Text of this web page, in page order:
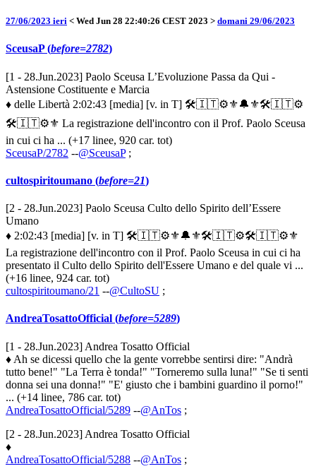
27/06/2023 ieri < Wed Jun 28 22:40:26 CEST 2023 > domani 29/06/2023
SceusaP (before=2782)
[1 - 28.Jun.2023] Paolo Sceusa L’Evoluzione Passa da Qui -
Astensione Costituente e Marcia
♦ delle Libertà 2:02:43 [media] [v. in T] 🛠🇮🇹⚙️⚜️🔔⚜️🛠🇮🇹⚙️
🛠🇮🇹⚙️⚜️ La registrazione dell'incontro con il Prof. Paolo Sceusa
in cui ci ha ... (+17 linee, 920 car. tot)
SceusaP/2782 --@SceusaP;
cultospiritoumano (before=21)
[2 - 28.Jun.2023] Paolo Sceusa Culto dello Spirito dell’Essere
Umano
♦ 2:02:43 [media] [v. in T] 🛠🇮🇹⚙️⚜️🔔⚜️🛠🇮🇹⚙️🛠🇮🇹⚙️⚜️
La registrazione dell'incontro con il Prof. Paolo Sceusa in cui ci ha
presentato il Culto dello Spirito dell'Essere Umano e del quale vi ...
(+16 linee, 924 car. tot)
cultospiritoumano/21 --@CultoSU ;
AndreaTosattoOfficial (before=5289)
[1 - 28.Jun.2023] Andrea Tosatto Official
♦ Ah se dicessi quello che la gente vorrebbe sentirsi dire: "Andrà
tutto bene!" "La Terra è tonda!" "Torneremo sulla luna!" "Se ti senti
donna sei una donna!" "E' giusto che i bambini guardino il porno!"
... (+14 linee, 786 car. tot)
AndreaTosattoOfficial/5289 --@AnTos ;
[2 - 28.Jun.2023] Andrea Tosatto Official
♦
AndreaTosattoOfficial/5288 --@AnTos ;